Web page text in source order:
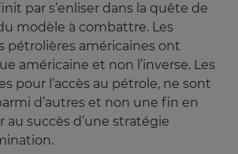
par s’enliser dans la quête de
modèle à combattre. Les
pétrolières américaines ont
américaine et non l’inverse. Les
pour l’accès au pétrole, ne sont
d’autres et non une fin en
au succès d’une stratégie